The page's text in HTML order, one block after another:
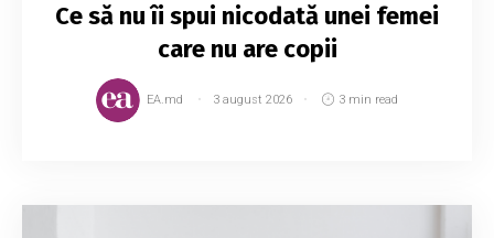
Ce să nu îi spui nicodată unei femei
care nu are copii
EA.md 3 august 2026 3 min read